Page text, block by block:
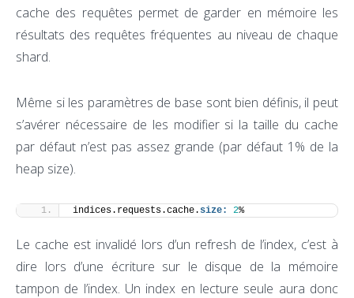
cache des requêtes permet de garder en mémoire les
résultats des requêtes fréquentes au niveau de chaque
shard.
Même si les paramètres de base sont bien définis, il peut
s’avérer nécessaire de les modifier si la taille du cache
par défaut n’est pas assez grande (par défaut 1% de la
heap size).
indices.requests.cache. size: 2%
Le cache est invalidé lors d’un refresh de l’index, c’est à
dire lors d’une écriture sur le disque de la mémoire
tampon de l’index. Un index en lecture seule aura donc